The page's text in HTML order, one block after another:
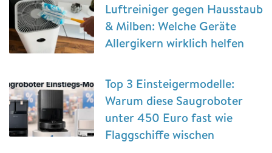
Luftreiniger gegen Hausstaub
& Milben: Welche Geräte
Allergikern wirklich helfen
Top 3 Einsteigermodelle:
Warum diese Saugroboter
unter 450 Euro fast wie
Flaggschiffe wischen